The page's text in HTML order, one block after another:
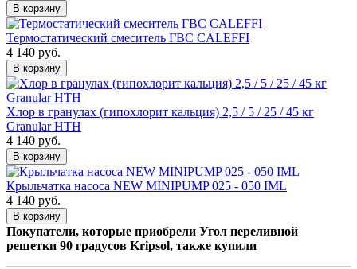
В корзину
Термостатический смеситель ГВС CALEFFI
4 140 руб.
В корзину
Хлор в гранулах (гипохлорит кальция) 2,5 / 5 / 25 / 45 кг
Granular HTH
4 140 руб.
В корзину
Крыльчатка насоса NEW MINIPUMP 025 - 050 IML
4 140 руб.
В корзину
Покупатели, которые приобрели Угол переливной
решетки 90 градусов Kripsol, также купили